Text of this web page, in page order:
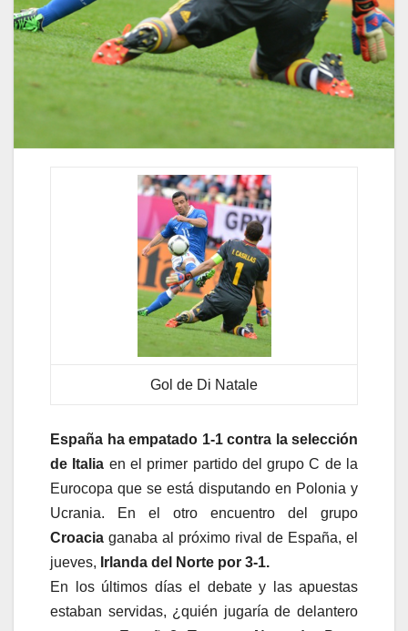
Gol de Di Natale
España ha empatado 1-1 contra la selección
de Italia en el primer partido del grupo C de la
Eurocopa que se está disputando en Polonia y
Ucrania. En el otro encuentro del grupo
Croacia ganaba al próximo rival de España, el
jueves, Irlanda del Norte por 3-1.
En los últimos días el debate y las apuestas
estaban servidas, ¿quién jugaría de delantero